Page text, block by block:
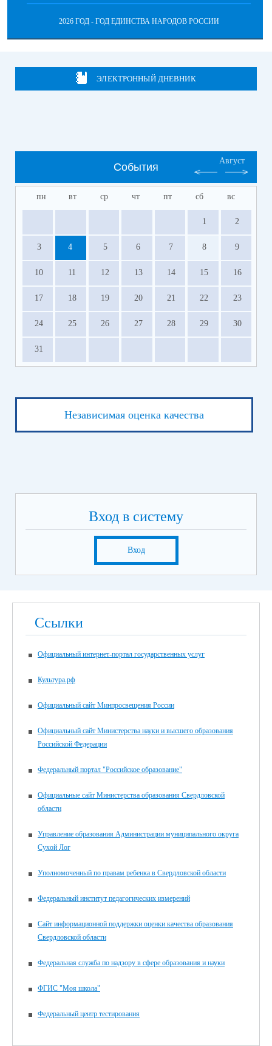
2026 ГОД - ГОД ЕДИНСТВА НАРОДОВ РОССИИ
ЭЛЕКТРОННЫЙ ДНЕВНИК
События
Август
пн вт ср чт пт сб вс
1 2
3 4 5 6 7 8 9
10 11 12 13 14 15 16
17 18 19 20 21 22 23
24 25 26 27 28 29 30
31
Независимая оценка качества
Вход в систему
Вход
Ссылки
Официальный интернет-портал государственных услуг
Культура.рф
Официальный сайт Минпросвещения России
Официальный сайт Министерства науки и высшего образования
Российской Федерации
Федеральный портал "Российское образование"
Официальные сайт Министерства образования Свердловской
области
Управление образования Администрации муниципального округа
Сухой Лог
Уполномоченный по правам ребенка в Свердловской области
Федеральный институт педагогических измерений
Сайт информационной поддержки оценки качества образования
Свердловской области
Федеральная служба по надзору в сфере образования и науки
ФГИС "Моя школа"
Федеральный центр тестирования